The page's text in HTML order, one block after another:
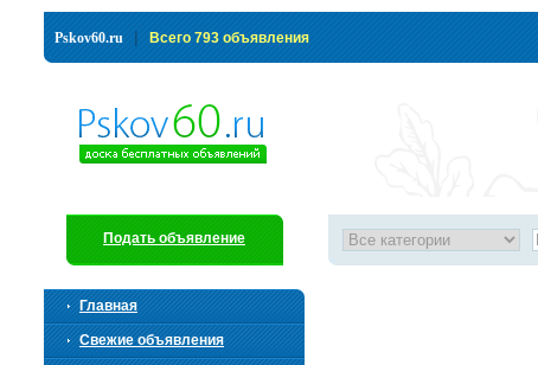
Pskov60.ru | Всего 793 объявления
Подать объявление
Главная
Свежие объявления